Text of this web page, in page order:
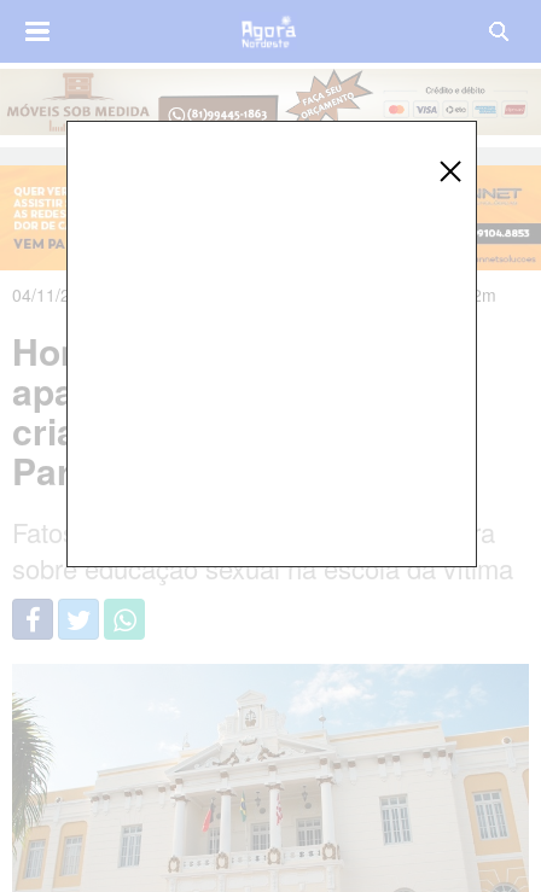
04/11/2019 às 20h12m - Atualizado em 04/11/2019 às 23h12m
Homem é condenado por
apalpar partes íntimas de
criança de oito anos na
Paraíba
Fatos vieram à tona durante uma palestra
sobre educação sexual na escola da vítima